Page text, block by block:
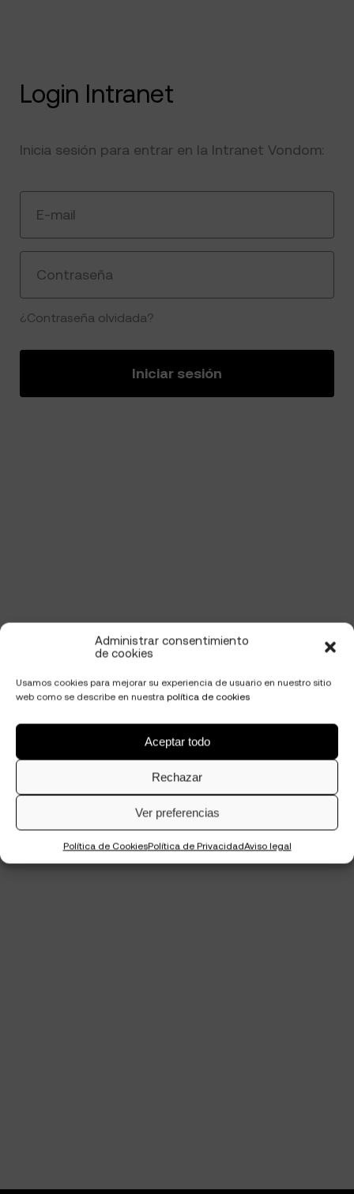
Administrar consentimiento
de cookies
Usamos cookies para mejorar su experiencia de usuario en nuestro sitio
web como se describe en nuestra política de cookies
Aceptar todo
Rechazar
Ver preferencias
Política de CookiesPolítica de PrivacidadAviso legal
Login Intranet
Inicia sesión para entrar en la Intranet Vondom:
E-mail
Contraseña
¿Contraseña olvidada?
Iniciar sesión